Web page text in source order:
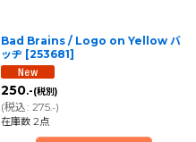
Bad Brains / Logo on Yellow バ
ッヂ [253681]
250.-(税別)
(税込: 275.-)
在庫数 2点